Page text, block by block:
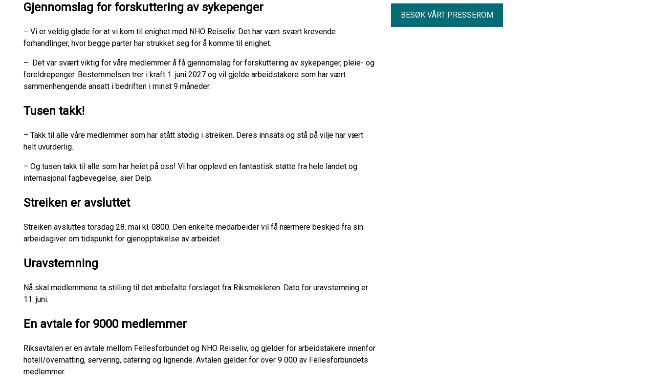
Gjennomslag for forskuttering av sykepenger
– Vi er veldig glade for at vi kom til enighet med NHO Reiseliv. Det har vært svært krevende
forhandlinger, hvor begge parter har strukket seg for å komme til enighet.
– Det var svært viktig for våre medlemmer å få gjennomslag for forskuttering av sykepenger, pleie- og
foreldrepenger. Bestemmelsen trer i kraft 1. juni 2027 og vil gjelde arbeidstakere som har vært
sammenhengende ansatt i bedriften i minst 9 måneder.
Tusen takk!
– Takk til alle våre medlemmer som har stått stødig i streiken. Deres innsats og stå på vilje har vært
helt uvurderlig.
– Og tusen takk til alle som har heiet på oss! Vi har opplevd en fantastisk støtte fra hele landet og
internasjonal fagbevegelse, sier Delp.
Streiken er avsluttet
Streiken avsluttes torsdag 28. mai kl. 0800. Den enkelte medarbeider vil få nærmere beskjed fra sin
arbeidsgiver om tidspunkt for gjenopptakelse av arbeidet.
Uravstemning
Nå skal medlemmene ta stilling til det anbefalte forslaget fra Riksmekleren. Dato for uravstemning er
11. juni.
En avtale for 9000 medlemmer
Riksavtalen er en avtale mellom Fellesforbundet og NHO Reiseliv, og gjelder for arbeidstakere innenfor
hotell/overnatting, servering, catering og lignende. Avtalen gjelder for over 9 000 av Fellesforbundets
medlemmer.
BESØK VÅRT PRESSEROM